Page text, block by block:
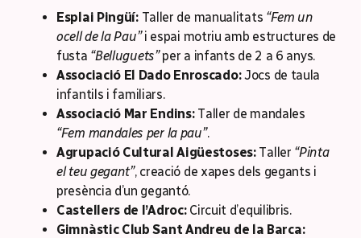
Esplai Pingüí:Taller de manualitats “Fem un
ocell de la Pau”i espai motriu amb estructures de
fusta “Belluguets”per a infants de 2 a 6 anys.
Associació El Dado Enroscado:Jocs de taula
infantils i familiars.
Associació Mar Endins:Taller de mandales
“Fem mandales per la pau”.
Agrupació Cultural Aigüestoses:Taller “Pinta
el teu gegant”, creació de xapes dels gegants i
presència d’un gegantó.
Castellers de l’Adroc:Circuit d’equilibris.
Gimnàstic Club Sant Andreu de la Barca: